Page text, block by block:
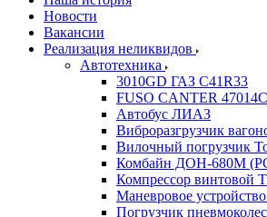
Новости
Вакансии
Реализация неликвидов
Автотехника
3010GD ГАЗ С41R33
FUSO CANTER
Автобус ЛИАЗ
Виброразгрузчик
Вилочный погрузчик
Комбайн ДОН-680М
Компрессор винтовой
Маневровое
Погрузчик